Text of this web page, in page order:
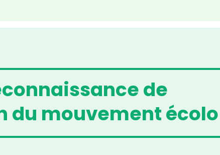
de
du mouvement écolo